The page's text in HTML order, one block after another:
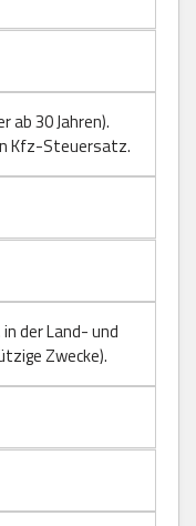
ab 30 Jahren).
Kfz-Steuersatz.
der Land- und
Zwecke).